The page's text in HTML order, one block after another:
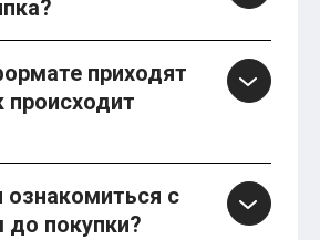
приходят
с
покупки?